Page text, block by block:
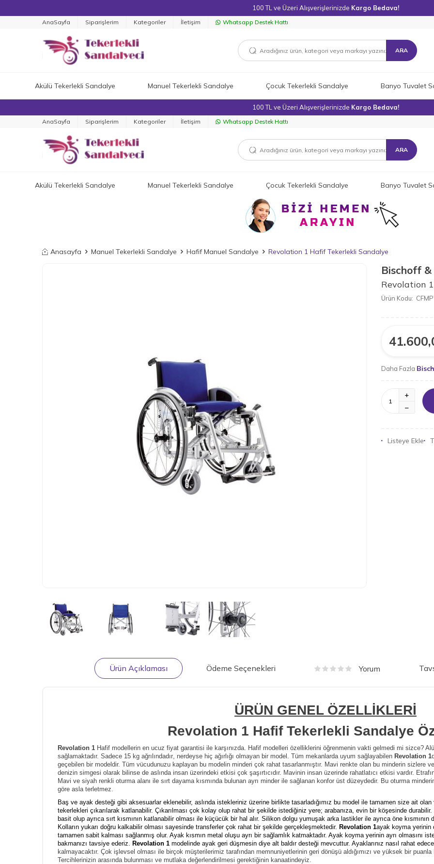
100 TL ve Üzeri Alışverişlerinizde Kargo Bedava!
AnaSayfa Siparişlerim Kategoriler İletişim Whatsapp Destek Hattı
ARA
Akülü Tekerlekli Sandalye Manuel Tekerlekli Sandalye Çocuk Tekerlekli Sandalye Banyo Tuvalet
100 TL ve Üzeri Alışverişlerinizde Kargo Bedava!
AnaSayfa Siparişlerim Kategoriler İletişim Whatsapp Destek Hattı
ARA
Akülü Tekerlekli Sandalye Manuel Tekerlekli Sandalye Çocuk Tekerlekli Sandalye Banyo Tuvalet
Anasayfa Manuel Tekerlekli Sandalye Hafif Manuel Sandalye Revolation 1 Hafif Tekerlekli Sandalye
Bischoff
Revolation
Ürün Kodu:
Daha Fazla
Listeye Ekle
Ürün Açıklaması Ödeme Seçenekleri Yorum
ÜRÜN GENEL ÖZELLİKLERİ
Revolation 1 Hafif Tekerlekli Sandalye
Revolation 1 Hafif modellerin en ucuz fiyat garantisi ile karşınızda. Hafif modelleri özelliklerini öğrenmenin vakti gelmedi mi sizce?
sağlamaktadır. Sadece 15 kg ağrılındadır , nerdeyse hiç ağırlığı olmayan bir model. Tüm mekanlarda uyum sağlayabilen Revolation 1
geçebilen bir modeldir. Tüm vücudunuzu kaplayan bu modelin minderi çok rahat tasarlanmıştır. Mavi renkte olan bu minderin sizlere
denizin simgesi olarak bilinse de aslında insan üzerindeki etkisi çok şaşırtıcıdır. Mavinin insan üzerinde rahatlatıcı etkisi vardır.
Mavi ve siyah renkli oturma alanı ile sırt dayama kısmında bulunan ayrı minder ile sağlanan konfor üst düzeydedir. Bu oturma
göre asla terletmez.
Baş ve ayak desteği gibi aksesuarlar eklenebilir, aslında istekleriniz üzerine birlikte tasarladığımız bu model ile tamamen size ait olan
tekerlekleri çıkarılarak katlanabilir. Çıkarılması çok kolay olup rahat bir şekilde istediğiniz yere; arabanıza, evin bir köşesinde durabilir.
basit olup ayrıca sırt kısmının katlanabilir olması ile küçücük bir hal alır. Silikon dolgu yumuşak arka lastikler ile ayrıca öne
Kolların yukarı doğru kalkabilir olması sayesinde transferler çok rahat bir şekilde gerçekleşmektedir. Revolation 1ayak koyma yerinin
tamamen sabit kalması sağlanmış olur. Ayak kısmın metal oluşu ayrı bir sağlamlık katmaktadır. Ayak koyma yerinin ayrı olmasını
bakmanızı tavsiye ederiz. Revolation 1 modelinde ayak geri düşmesin diye alt baldır desteği mevcuttur. Ayaklarınız nasıl rahat
kalmayacaktır. Çok işlevsel olması ile birçok müşterilerimiz tarafından memnuniyetlerinin geri dönüşü aldığımızı ve yüksek bir
Tercihlerinizin arasında bulunması ve mutlaka değerlendirilmesi gerektiğinin kanaatindeyiz.